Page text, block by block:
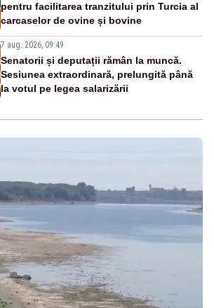
pentru facilitarea tranzitului prin Turcia al
carcaselor de ovine și bovine
7 aug. 2026, 09:49
Senatorii și deputații rămân la muncă.
Sesiunea extraordinară, prelungită până
la votul pe legea salarizării